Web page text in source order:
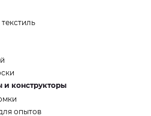
и конструкторы
опытов